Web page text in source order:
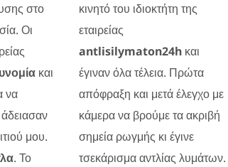
στο
Οι
και
να
μου.
. Το
κινητό του ιδιοκτήτη της
εταιρείας
antlisilymaton24h και
έγιναν όλα τέλεια. Πρώτα
απόφραξη και μετά έλεγχο με
κάμερα να βρούμε τα ακριβή
σημεία ρωγμής κι έγινε
τσεκάρισμα αντλίας λυμάτων.